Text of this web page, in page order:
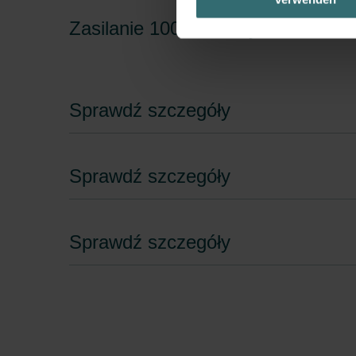
Datenschutzerklärung
Zehnder Group België nv/sa:
Zehnder Group Czech
Zehnder Group Italia S.r.l.:
Zehnder Group Sales
Zasilanie 100% elektrycznie
Sprawdź szczegóły
Sprawdź szczegóły
Sprawdź szczegóły